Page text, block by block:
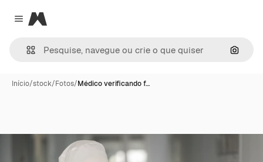
Close menu
Magnific
Início/stock/Fotos/Médico verificando f…